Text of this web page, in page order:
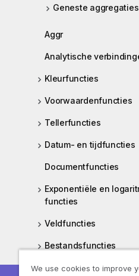
Geneste aggregaties
Aggr
Analytische
Kleurfuncties
Voorwaardenfuncties
Tellerfuncties
Datum- en tijdfuncties
Documentfuncties
Exponentiële en
functies
Veldfuncties
Bestandsfuncties
Financiële functies
We use cookies to improve